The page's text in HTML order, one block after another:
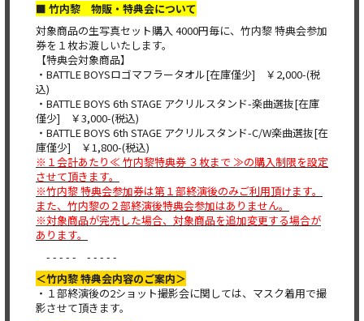
■ 竹内黎 物販・特典会について
対象商品の生写真セット購入 4000円毎に、竹内黎 特典会参加
券を１枚お渡しいたします。
【特典会対象商品】
・BATTLE BOYSロゴマフラータオル[在庫僅少] ￥2,000-(税
込)
・BATTLE BOYS 6th STAGE アクリルスタンド-楽曲選抜[在庫
僅少] ￥3,000-(税込)
・BATTLE BOYS 6th STAGE アクリルスタンド-C/W楽曲選抜[在
庫僅少] ￥1,800-(税込)
※１会計あたり≪ 竹内黎特典券 ３枚まで ≫の購入制限を設定
させて頂きます。
※竹内黎 特典会参加券は第１部終演後のみご利用頂けます。
また、竹内黎の２部終演後特典会参加はありません。
※対象商品が完売した場合、対象商品を追加変更する場合が
あります。
- - - - - - - - - -
＜竹内黎 特典会内容のご案内＞
・１部終演後の2ショット撮影会に関しては、マスク着用で撮
影させて頂きます。